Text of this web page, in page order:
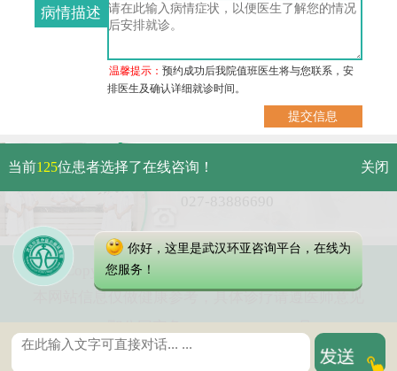
病情描述
温馨提示：预约成功后我院值班医生将与您联系，安
排医生及确认详细就诊时间。
武汉市硚口区解放大道479号
免费电话：
Copyright 2023 武汉环亚中医白癜风医院
本网站信息仅做健康参考，具体诊疗请遵医师意见
鄂ICP备16003424号-2
当前125位患者选择了在线咨询！ 关闭
你好，这里是武汉环亚咨询平台，在线为
您服务！